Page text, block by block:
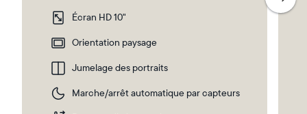
Sélectionnez votre localisation
Écran HD 10"
Orientation paysage
Jumelage des portraits
Marche/arrêt automatique par capteurs